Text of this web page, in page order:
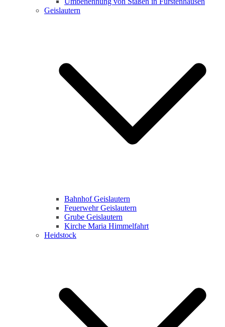
Geislautern
Bahnhof Geislautern
Feuerwehr Geislautern
Grube Geislautern
Kirche Maria Himmelfahrt
Heidstock